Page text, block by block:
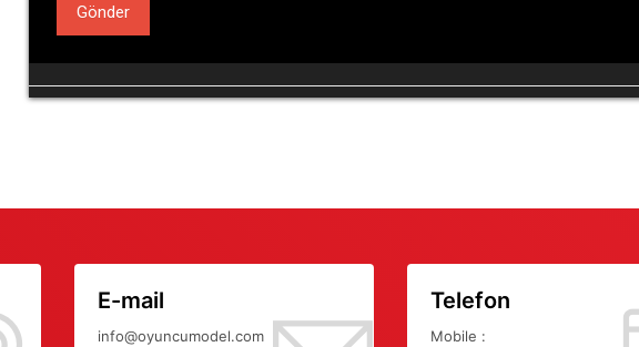
Gönder
E-mail
info@oyuncumodel.com
Telefon
Mobile :